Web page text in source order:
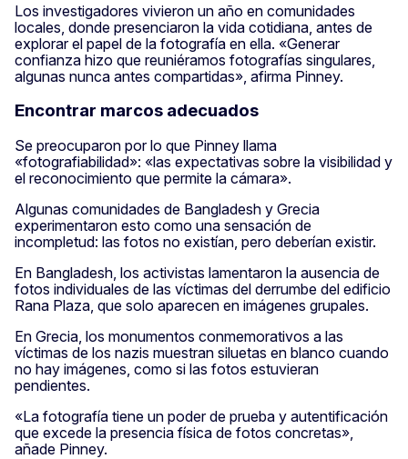
Los investigadores vivieron un año en comunidades
locales, donde presenciaron la vida cotidiana, antes de
explorar el papel de la fotografía en ella. «Generar
confianza hizo que reuniéramos fotografías singulares,
algunas nunca antes compartidas», afirma Pinney.
Encontrar marcos adecuados
Se preocuparon por lo que Pinney llama
«fotografiabilidad»: «las expectativas sobre la visibilidad y
el reconocimiento que permite la cámara».
Algunas comunidades de Bangladesh y Grecia
experimentaron esto como una sensación de
incompletud: las fotos no existían, pero deberían existir.
En Bangladesh, los activistas lamentaron la ausencia de
fotos individuales de las víctimas del derrumbe del edificio
Rana Plaza, que solo aparecen en imágenes grupales.
En Grecia, los monumentos conmemorativos a las
víctimas de los nazis muestran siluetas en blanco cuando
no hay imágenes, como si las fotos estuvieran
pendientes.
«La fotografía tiene un poder de prueba y autentificación
que excede la presencia física de fotos concretas»,
añade Pinney.